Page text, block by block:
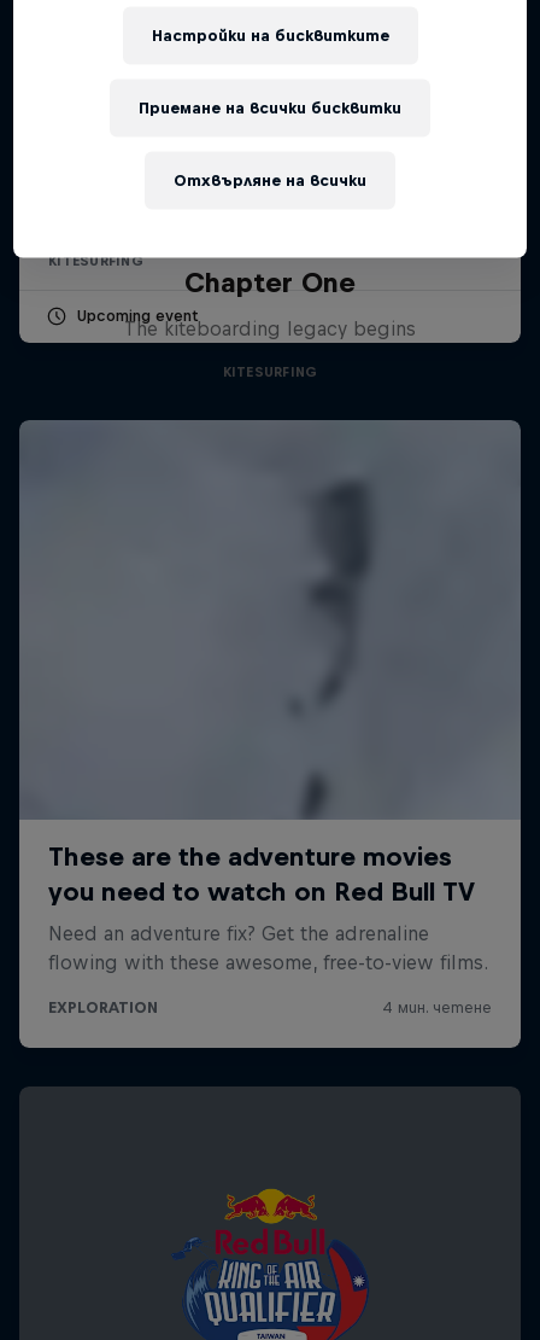
29 Август – 7 Ноември 2026
KITESURFING
Upcoming event
Chapter One
The kiteboarding legacy begins
KITESURFING
Настройки на бисквитките
Отхвърляне на всички
Приемане на всички бисквитки